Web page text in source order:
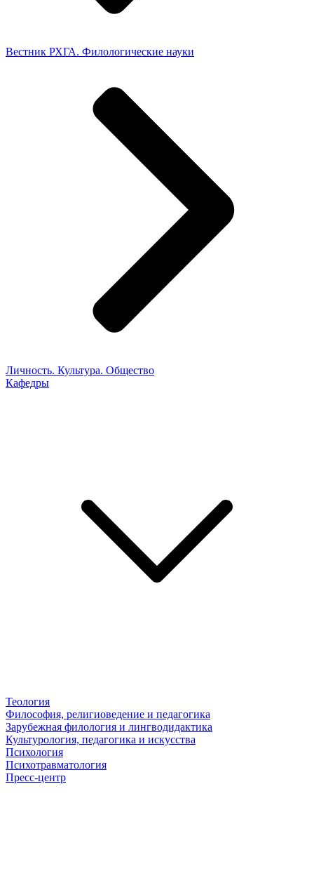
Вестник РХГА. Филологические науки
Личность. Культура. Общество
Кафедры
Теология
Философия, религиоведение и педагогика
Зарубежная филология и лингводидактика
Культурология, педагогика и искусства
Психология
Психотравматология
Пресс-центр